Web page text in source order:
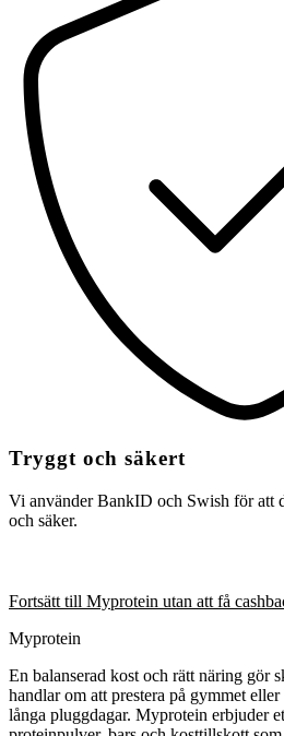
Tryggt och säkert
Vi använder BankID och Swish för att
och säker.
Fortsätt till Myprotein utan att få
Myprotein
En balanserad kost och rätt näring gör
handlar om att prestera på gymmet
långa pluggdagar. Myprotein erbjuder